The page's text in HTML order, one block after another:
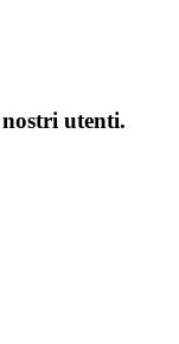
utenti.